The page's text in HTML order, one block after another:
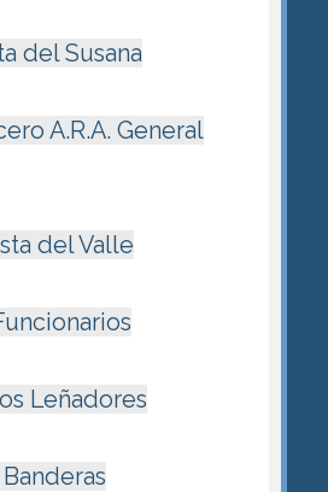
del Susana
A.R.A. General
del Valle
Leñadores